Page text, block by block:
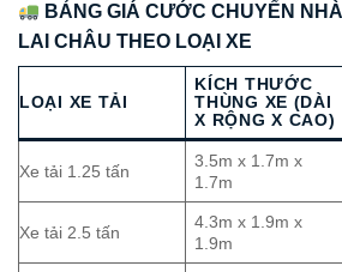
BẢNG GIÁ CƯỚC CHUYỂN
LAI CHÂU THEO LOẠI XE
LOẠI XE TẢI
KÍCH THƯỚC
THÙNG XE (DÀI
X RỘNG X CAO)
Xe tải 1.25 tấn
3.5m x 1.7m x
1.7m
Xe tải 2.5 tấn
4.3m x 1.9m x
1.9m